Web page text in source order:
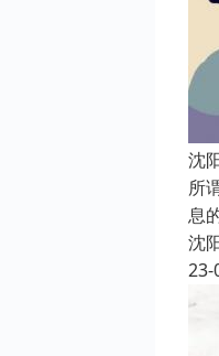
沈
所
息
沈
23-